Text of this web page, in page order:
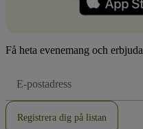
Få heta evenemang och
postadress
Registrera dig på listan